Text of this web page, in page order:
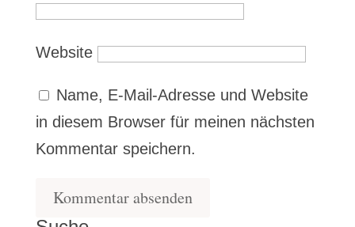
Website
Name, E-Mail-Adresse und Website
in diesem Browser für meinen nächsten
Kommentar speichern.